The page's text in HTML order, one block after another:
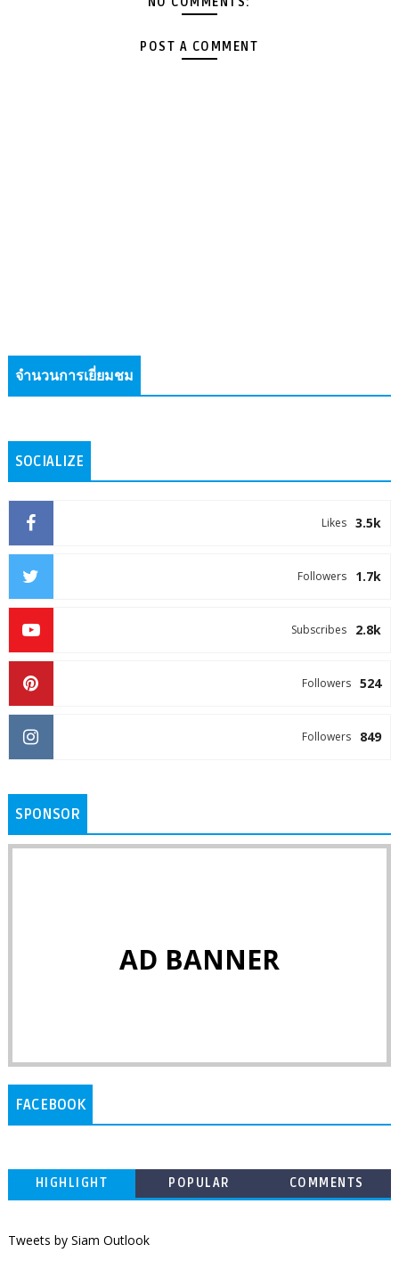
POST A COMMENT
จำนวนการเยี่ยมชม
SOCIALIZE
3.5k
Likes
1.7k
Followers
2.8k
Subscribes
524
Followers
849
Followers
SPONSOR
AD BANNER
FACEBOOK
HIGHLIGHT POPULAR COMMENTS
Tweets by Siam Outlook